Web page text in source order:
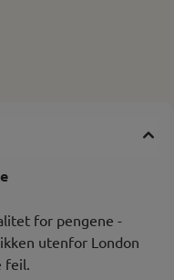
for pengene -
utenfor London
feil.